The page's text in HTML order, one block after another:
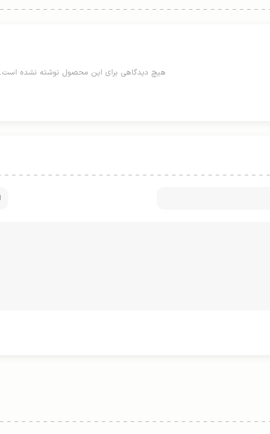
هیچ دیدگاهی برای این محصول نوشته نشده است.